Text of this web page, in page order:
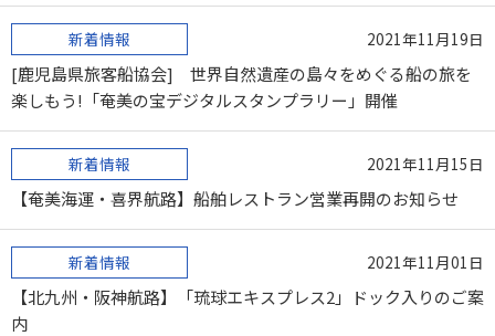
新着情報 2021年11月19日
[鹿児島県旅客船協会] 世界⾃然遺産の島々をめぐる船の旅を
楽しもう!「奄美の宝デジタルスタンプラリー」開催
新着情報 2021年11月15日
【奄美海運・喜界航路】船舶レストラン営業再開のお知らせ
新着情報 2021年11月01日
【北九州・阪神航路】「琉球エキスプレス2」ドック入りのご案
内